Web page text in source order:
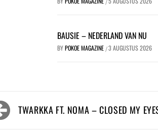
BAUSIE – NEDERLAND VAN NU
BYPOKOE MAGAZINE /3 AUGUSTUS 2026
TWARKKA FT. NOMA – CLOSED MY